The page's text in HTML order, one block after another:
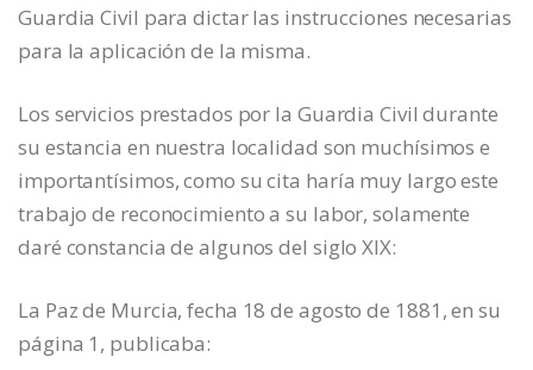
Guardia Civil para dictar las instrucciones necesarias
para la aplicación de la misma.
Los servicios prestados por la Guardia Civil durante
su estancia en nuestra localidad son muchísimos e
importantísimos, como su cita haría muy largo este
trabajo de reconocimiento a su labor, solamente
daré constancia de algunos del siglo XIX:
La Paz de Murcia, fecha 18 de agosto de 1881, en su
página 1, publicaba: